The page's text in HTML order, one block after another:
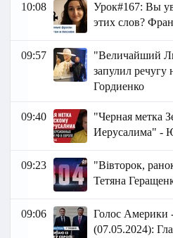
10:08
Урок#167: Вы
этих слов?
09:57
"Величайший
запулил
Гордиенко
09:40
"Черная метка
Иерусалима"
09:23
"Вівторок,
Тетяна
09:06
Голос Америки
(07.05.2024):